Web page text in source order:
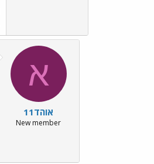
א
אוהד11
New member